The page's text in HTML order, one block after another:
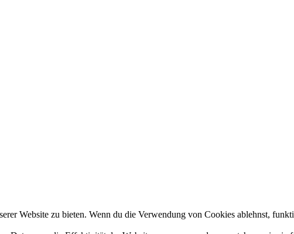
Website zu bieten. Wenn du die Verwendung von Cookies ablehnst,